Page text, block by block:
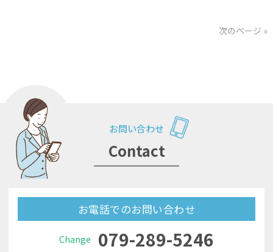
次のページ »
お問い合わせ
Contact
お電話でのお問い合わせ
Change 079-289-5246